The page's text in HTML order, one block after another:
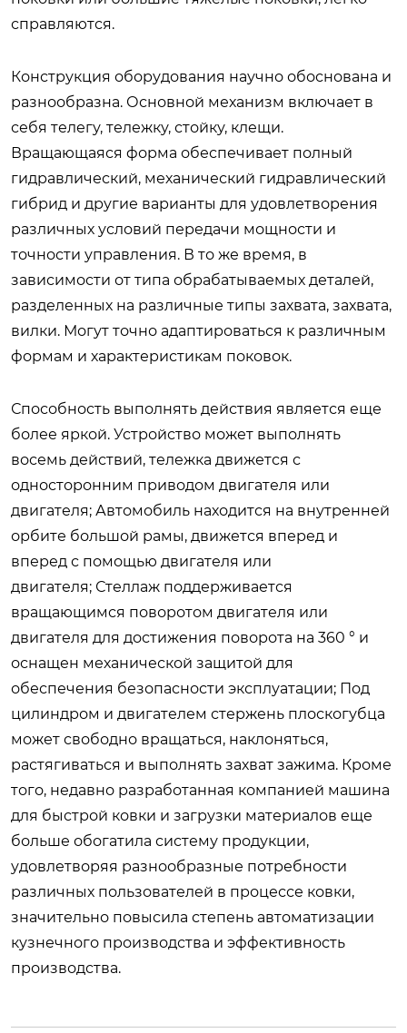
справляются.
Конструкция оборудования научно обоснована и
разнообразна. Основной механизм включает в
себя телегу, тележку, стойку, клещи.
Вращающаяся форма обеспечивает полный
гидравлический, механический гидравлический
гибрид и другие варианты для удовлетворения
различных условий передачи мощности и
точности управления. В то же время, в
зависимости от типа обрабатываемых деталей,
разделенных на различные типы захвата, захвата,
вилки. Могут точно адаптироваться к различным
формам и характеристикам поковок.
Способность выполнять действия является еще
более яркой. Устройство может выполнять
восемь действий, тележка движется с
односторонним приводом двигателя или
двигателя; Автомобиль находится на внутренней
орбите большой рамы, движется вперед и
вперед с помощью двигателя или
двигателя; Стеллаж поддерживается
вращающимся поворотом двигателя или
двигателя для достижения поворота на 360 ° и
оснащен механической защитой для
обеспечения безопасности эксплуатации; Под
цилиндром и двигателем стержень плоскогубца
может свободно вращаться, наклоняться,
растягиваться и выполнять захват зажима. Кроме
того, недавно разработанная компанией машина
для быстрой ковки и загрузки материалов еще
больше обогатила систему продукции,
удовлетворяя разнообразные потребности
различных пользователей в процессе ковки,
значительно повысила степень автоматизации
кузнечного производства и эффективность
производства.